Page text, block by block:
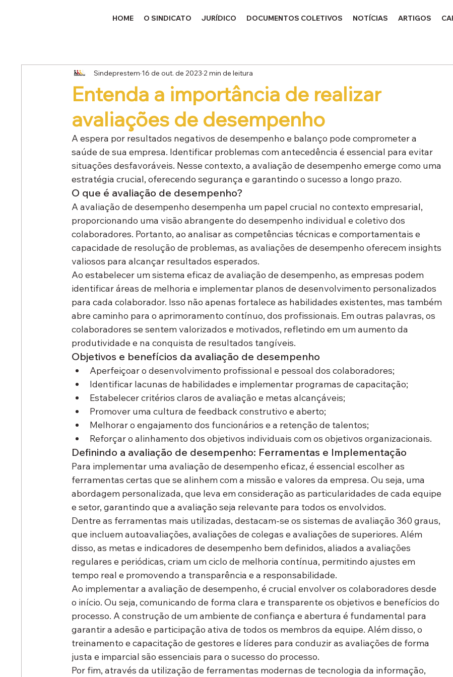
HOME O SINDICATO JURÍDICO DOCUMENTOS COLETIVOS NOTÍCIAS ARTIGOS
Entenda a importância de realizar
avaliações de desempenho
Sindeprestem 16 de out. de 2023 2 min de leitura
A espera por resultados negativos de desempenho e balanço pode comprometer a
saúde de sua empresa. Identificar problemas com antecedência é essencial para evitar
situações desfavoráveis. Nesse contexto, a avaliação de desempenho emerge como uma
estratégia crucial, oferecendo segurança e garantindo o sucesso a longo prazo.
O que é avaliação de desempenho?
A avaliação de desempenho desempenha um papel crucial no contexto empresarial,
proporcionando uma visão abrangente do desempenho individual e coletivo dos
colaboradores. Portanto, ao analisar as competências técnicas e comportamentais e
capacidade de resolução de problemas, as avaliações de desempenho oferecem insights
valiosos para alcançar resultados esperados.
Ao estabelecer um sistema eficaz de avaliação de desempenho, as empresas podem
identificar áreas de melhoria e implementar planos de desenvolvimento personalizados
para cada colaborador. Isso não apenas fortalece as habilidades existentes, mas também
abre caminho para o aprimoramento contínuo, dos profissionais. Em outras palavras, os
colaboradores se sentem valorizados e motivados, refletindo em um aumento da
produtividade e na conquista de resultados tangíveis.
Objetivos e benefícios da avaliação de desempenho
Aperfeiçoar o desenvolvimento profissional e pessoal dos colaboradores;
Identificar lacunas de habilidades e implementar programas de capacitação;
Estabelecer critérios claros de avaliação e metas alcançáveis;
Promover uma cultura de feedback construtivo e aberto;
Melhorar o engajamento dos funcionários e a retenção de talentos;
Reforçar o alinhamento dos objetivos individuais com os objetivos organizacionais.
Definindo a avaliação de desempenho: Ferramentas e Implementação
Para implementar uma avaliação de desempenho eficaz, é essencial escolher as
ferramentas certas que se alinhem com a missão e valores da empresa. Ou seja, uma
abordagem personalizada, que leva em consideração as particularidades de cada equipe
e setor, garantindo que a avaliação seja relevante para todos os envolvidos.
Dentre as ferramentas mais utilizadas, destacam-se os sistemas de avaliação 360 graus,
que incluem autoavaliações, avaliações de colegas e avaliações de superiores. Além
disso, as metas e indicadores de desempenho bem definidos, aliados a avaliações
regulares e periódicas, criam um ciclo de melhoria contínua, permitindo ajustes em
tempo real e promovendo a transparência e a responsabilidade.
Ao implementar a avaliação de desempenho, é crucial envolver os colaboradores desde
o início. Ou seja, comunicando de forma clara e transparente os objetivos e benefícios do
processo. A construção de um ambiente de confiança e abertura é fundamental para
garantir a adesão e participação ativa de todos os membros da equipe. Além disso, o
treinamento e capacitação de gestores e líderes para conduzir as avaliações de forma
justa e imparcial são essenciais para o sucesso do processo.
Por fim, através da utilização de ferramentas modernas de tecnologia da informação,